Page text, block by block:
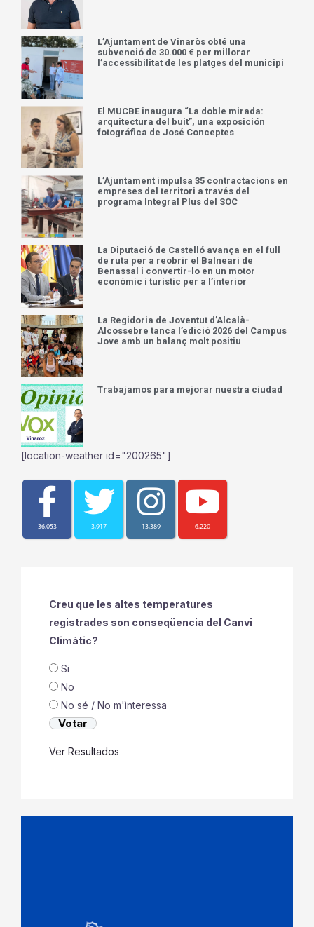
L’Ajuntament de Vinaròs obté una
subvenció de 30.000 € per millorar
l’accessibilitat de les platges del municipi
El MUCBE inaugura “La doble mirada:
arquitectura del buit”, una exposición
fotográfica de José Conceptes
L’Ajuntament impulsa 35 contractacions en
empreses del territori a través del
programa Integral Plus del SOC
La Diputació de Castelló avança en el full
de ruta per a reobrir el Balneari de
Benassal i convertir-lo en un motor
econòmic i turístic per a l’interior
La Regidoria de Joventut d’Alcalà-
Alcossebre tanca l’edició 2026 del Campus
Jove amb un balanç molt positiu
Trabajamos para mejorar nuestra ciudad
[location-weather id="200265"]
36,053 3,917 13,389 6,220
Creu que les altes temperatures
registrades son conseqüencia del Canvi
Climàtic?
Si
No
No sé / No m'ìnteressa
Ver Resultados